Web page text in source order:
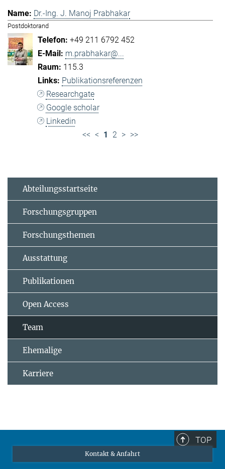
Dr.-Ing. J. Manoj Prabhakar
Postdoktorand
+49 211 6792 452
m.prabhakar@...
115.3
Publikationsreferenzen
Researchgate
Google scholar
Linkedin
<< < 1 2 > >>
Abteilungsstartseite
Forschungsgruppen
Forschungsthemen
Ausstattung
Publikationen
Open Access
Team
Ehemalige
Karriere
TOP
Kontakt & Anfahrt